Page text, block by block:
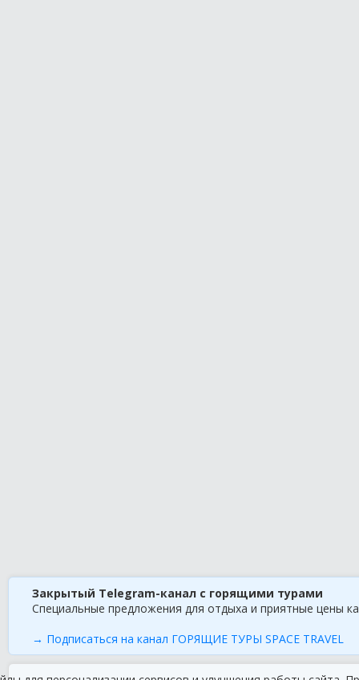
Закрытый Telegram-канал с горящими турами
Специальные предложения для отдыха и приятные цены
→ Подписаться на канал ГОРЯЩИЕ ТУРЫ SPACE TRAVEL